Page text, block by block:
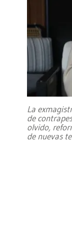
La
de
olvido,
de nuevas